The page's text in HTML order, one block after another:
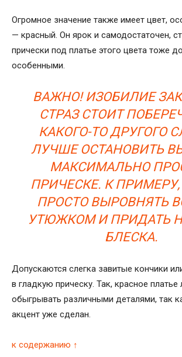
Огромное значение также имеет цвет,
— красный. Он ярок и самодостаточен,
прически под платье этого цвета тоже
особенными.
ВАЖНО! ИЗОБИЛИЕ
СТРАЗ СТОИТ
КАКОГО-ТО ДРУГОГО
ЛУЧШЕ ОСТАНОВИТЬ
МАКСИМАЛЬНО
ПРИЧЕСКЕ. К
ПРОСТО ВЫРОВНЯТЬ
УТЮЖКОМ И ПРИДАТЬ
БЛЕСКА.
Допускаются слегка завитые кончики
в гладкую прическу. Так, красное платье
обыгрывать различными деталями, так
акцент уже сделан.
к содержанию ↑